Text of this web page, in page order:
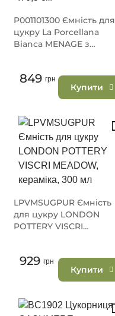
P001101300 Ємність для
цукру La Porcellana
Bianca MENAGE з
849 грн
Купити
LPVMSUGPUR Ємність
для цукру LONDON
POTTERY VISCRI
929 грн
Купити